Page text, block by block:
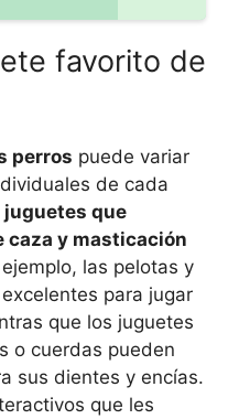
favorito de
perros puede variar
de cada
juguetes que
y masticación
las pelotas y
para jugar
que los juguetes
o cuerdas pueden
sus dientes y encías.
que les